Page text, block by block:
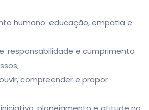
humano: educação, empatia e
responsabilidade e cumprimento
compreender e propor